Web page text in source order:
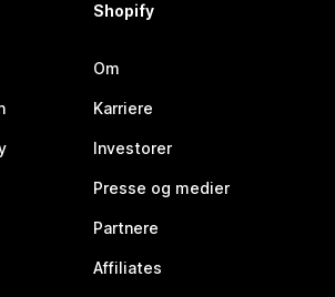
Shopify
Om
Karriere
Investorer
Presse og medier
Partnere
Affiliates